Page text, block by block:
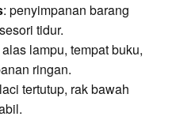
: penyimpanan barang
tidur.
lampu, tempat buku,
ringan.
tertutup, rak bawah